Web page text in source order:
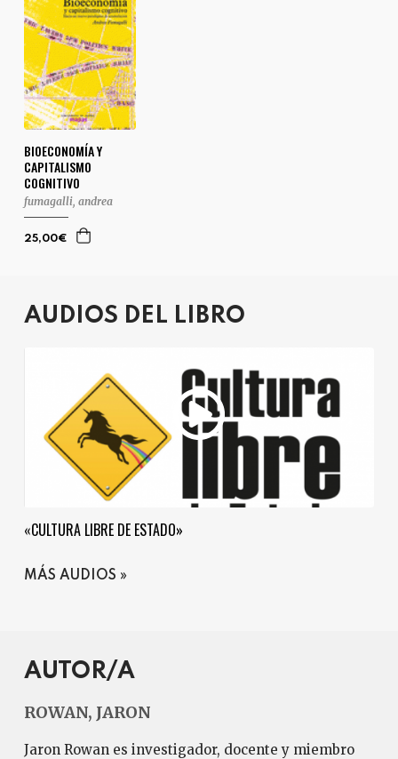
BIOECONOMÍA Y
CAPITALISMO
COGNITIVO
fumagalli, andrea
25,00€
AUDIOS DEL LIBRO
«CULTURA LIBRE DE ESTADO»
MÁS AUDIOS
AUTOR/A
ROWAN, JARON
Jaron Rowan es investigador, docente y miembro